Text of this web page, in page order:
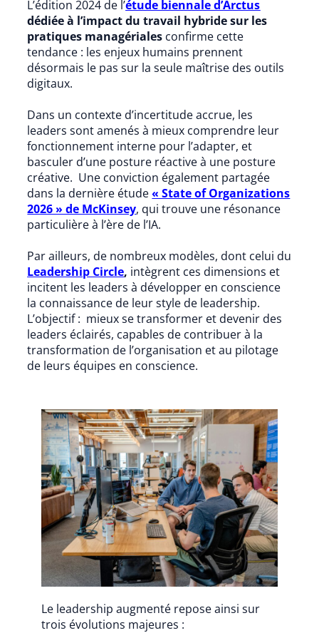
L’édition 2024 de l’étude biennale d’Arctus
dédiée à l’impact du travail hybride sur les
pratiques managériales confirme cette
tendance : les enjeux humains prennent
désormais le pas sur la seule maîtrise des outils
digitaux.
Dans un contexte d’incertitude accrue, les
leaders sont amenés à mieux comprendre leur
fonctionnement interne pour l’adapter, et
basculer d’une posture réactive à une posture
créative. Une conviction également partagée
dans la dernière étude« State of Organizations
2026 » de McKinsey, qui trouve une résonance
particulière à l’ère de l’IA.
Par ailleurs, de nombreux modèles, dont celui du
Leadership Circle, intègrent ces dimensions et
incitent les leaders à développer en conscience
la connaissance de leur style de leadership.
L’objectif : mieux se transformer et devenir des
leaders éclairés, capables de contribuer à la
transformation de l’organisation et au pilotage
de leurs équipes en conscience.
Le leadership augmenté repose ainsi sur
trois évolutions majeures :